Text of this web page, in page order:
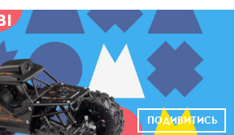
ПОДИВИТИСЬ